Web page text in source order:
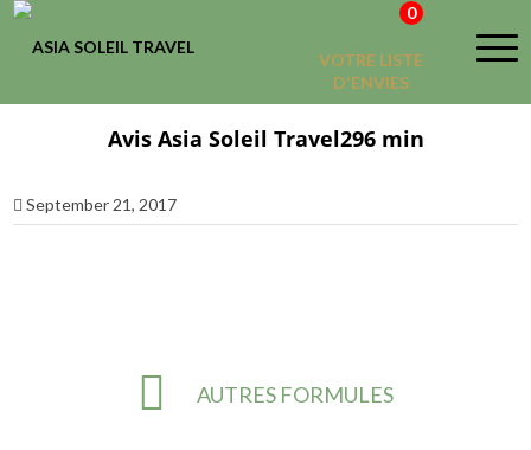
VOTRE LISTE
D'ENVIES
0
Avis Asia Soleil Travel296 min
September 21, 2017
AUTRES FORMULES